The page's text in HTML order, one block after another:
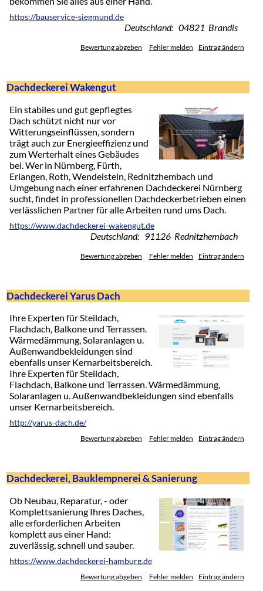
https://bauservice-siegmund.de
Deutschland: 04821 Brandis
Bewertung abgeben Fehler melden Eintrag ändern
Dachdeckerei Wakengut
Ein stabiles und gut gepflegtes
Dach schützt nicht nur vor
Witterungseinflüssen, sondern
trägt auch zur Energieeffizienz und
zum Werterhalt eines Gebäudes
bei. Wer in Nürnberg, Fürth,
Erlangen, Roth, Wendelstein, Rednitzhembach und
Umgebung nach einer erfahrenen Dachdeckerei Nürnberg
sucht, findet in professionellen Dachdeckerbetrieben einen
verlässlichen Partner für alle Arbeiten rund ums Dach.
https://www.dachdeckerei-wakengut.de
Deutschland: 91126 Rednitzhembach
Bewertung abgeben Fehler melden Eintrag ändern
Dachdeckerei Yarus Dach
Ihre Experten für Steildach,
Flachdach, Balkone und Terrassen.
Wärmedämmung, Solaranlagen u.
Außenwandbekleidungen sind
ebenfalls unser Kernarbeitsbereich.
Ihre Experten für Steildach,
Flachdach, Balkone und Terrassen. Wärmedämmung,
Solaranlagen u. Außenwandbekleidungen sind ebenfalls
unser Kernarbeitsbereich.
http://yarus-dach.de/
Bewertung abgeben Fehler melden Eintrag ändern
Dachdeckerei, Bauklempnerei & Sanierung
Ob Neubau, Reparatur, - oder
Komplettsanierung Ihres Daches,
alle erforderlichen Arbeiten
komplett aus einer Hand:
zuverlässig, schnell und sauber.
https://www.dachdeckerei-hamburg.de
Bewertung abgeben Fehler melden Eintrag ändern